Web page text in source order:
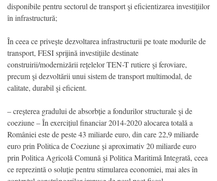
disponibile pentru sectorul de transport şi eficientizarea investițiilor
în infrastructură;
În ceea ce privește dezvoltarea infrastructurii pe toate modurile de
transport, FESI sprijină investițiile destinate
construirii/modernizării rețelelor TEN-T rutiere şi feroviare,
precum şi dezvoltării unui sistem de transport multimodal, de
calitate, durabil şi eficient.
– creșterea gradului de absorbție a fondurilor structurale şi de
coeziune – În exercițiul financiar 2014-2020 alocarea totală a
României este de peste 43 miliarde euro, din care 22,9 miliarde
euro prin Politica de Coeziune și aproximativ 20 miliarde euro
prin Politica Agricolă Comună şi Politica Maritimă Integrată, ceea
ce reprezintă o soluție pentru stimularea economiei, mai ales în